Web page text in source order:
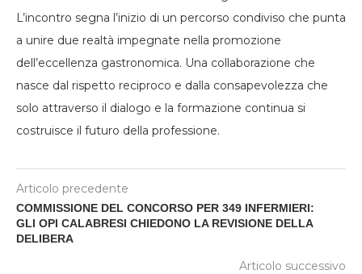
L’incontro segna l’inizio di un percorso condiviso che punta
a unire due realtà impegnate nella promozione
dell’eccellenza gastronomica. Una collaborazione che
nasce dal rispetto reciproco e dalla consapevolezza che
solo attraverso il dialogo e la formazione continua si
costruisce il futuro della professione.
Articolo precedente
COMMISSIONE DEL CONCORSO PER 349 INFERMIERI:
GLI OPI CALABRESI CHIEDONO LA REVISIONE DELLA
DELIBERA
Articolo successivo